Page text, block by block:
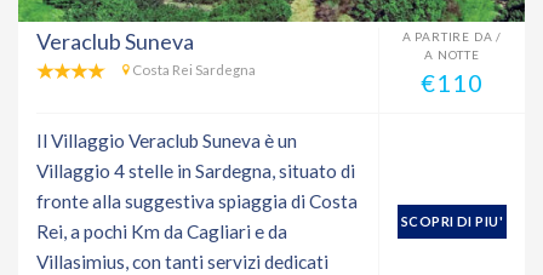
Veraclub Suneva
Costa Rei Sardegna
A PARTIRE DA /
A NOTTE
€110
Il Villaggio Veraclub Suneva è un
Villaggio 4 stelle in Sardegna, situato di
fronte alla suggestiva spiaggia di Costa
Rei, a pochi Km da Cagliari e da
Villasimius, con tanti servizi dedicati
SCOPRI DI PIU'